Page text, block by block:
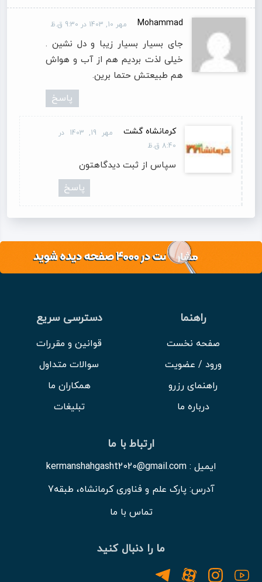
Mohammad مهر 10, 1403 در 9:30 ق.ظ
جای بسیار بسیار زیبا و دل نشین .
خیلی لذت بردیم هم از آب و هواش
هم طبیعتش حتما برین.
پاسخ
کرمانشاه گشت
مهر 19, 1403 در
8:40 ق.ظ
سپاس از ثبت دیدگاهتون
پاسخ
راهنما
صفحه نخست
ورود / عضویت
راهنمای رزرو
درباره ما
دسترسی سریع
قوانین و مقررات
سوالات متداول
همکاران ما
تبلیغات
ارتباط با ما
ایمیل : kermanshahgasht2020@gmail.com
آدرس: پارک علم و فناوری کرمانشاه، طبقه7
تماس با ما
ما را دنبال کنید